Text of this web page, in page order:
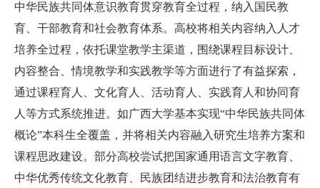
中华民族共同体意识教育贯穿教育全过程，纳入国民教
育、干部教育和社会教育体系。高校将相关内容纳入人才
培养全过程，依托课堂教学主渠道，围绕课程目标设计、
内容整合、情境教学和实践教学等方面进行了有益探索，
通过课程育人、文化育人、活动育人、实践育人和协同育
人等方式系统推进。如广西大学基本实现“中华民族共同体
概论”本科生全覆盖，并将相关内容融入研究生培养方案和
课程思政建设。部分高校尝试把国家通用语言文字教育、
中华优秀传统文化教育、民族团结进步教育和法治教育有